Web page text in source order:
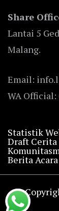
Share
Lantai 5
Malang.
Email:
WA Official:
Statistik
Draft Cerita
Berita Acara